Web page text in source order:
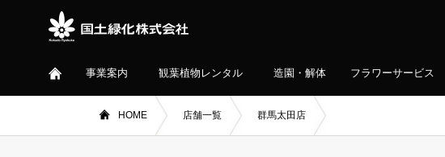
事業案内 観葉植物レンタル 造園・解体 フラワーサービス
HOME 店舗一覧 群馬太田店